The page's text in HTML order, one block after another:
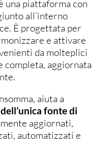
una piattaforma con
all’interno
È progettata per
e attivare
da molteplici
completa, aggiornata
aiuta a
fonte di
aggiornati,
automatizzati e